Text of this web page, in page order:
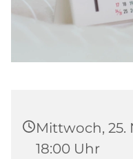
Mittwoch, 25.
18:00 Uhr